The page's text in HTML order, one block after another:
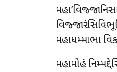
મહાધમ્માભા
મહામોહં